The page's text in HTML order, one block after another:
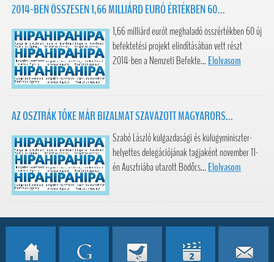
2014-BEN ÖSSZESEN 1,66 MILLIÁRD EURÓ ÉRTÉKBEN 60...
1,66 milliárd eurót meghaladó összértékben 60 új
befektetési projekt elindításában vett részt
2014-ben a Nemzeti Befekte... Elolvasom
AZ OSZTRÁK TŐKE MÁR BIZALMAT SZAVAZOTT MAGYARORS...
Szabó László külgazdasági és külügyminiszter-
helyettes delegációjának tagjaként november 11-
én Ausztriába utazott Bödőcs... Elolvasom